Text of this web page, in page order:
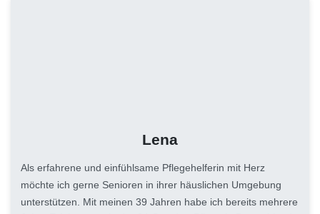
Lena
Als erfahrene und einfühlsame Pflegehelferin mit Herz
möchte ich gerne Senioren in ihrer häuslichen Umgebung
unterstützen. Mit meinen 39 Jahren habe ich bereits mehrere